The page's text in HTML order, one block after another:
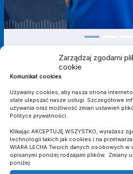
Zarządzaj zgodami
cookie
Komunikat cookies
Używamy cookies, aby nasza strona
stale ulepszać nasze usługi. Szczegółowe
używania oraz możliwość zmian ustawień
Polityce prywatności.
Klikając AKCEPTUJĘ WSZYSTKO, wyrażasz
technologii takich jak cookies i na
WIARA LECHA Twoich danych osobowych w
opisanymi poniżej rodzajami plików. Zmiany
poniżej.
MŁODZICY
2021/2022
Wiara Lecha
Robakowo
5 1
Suma - 5 1